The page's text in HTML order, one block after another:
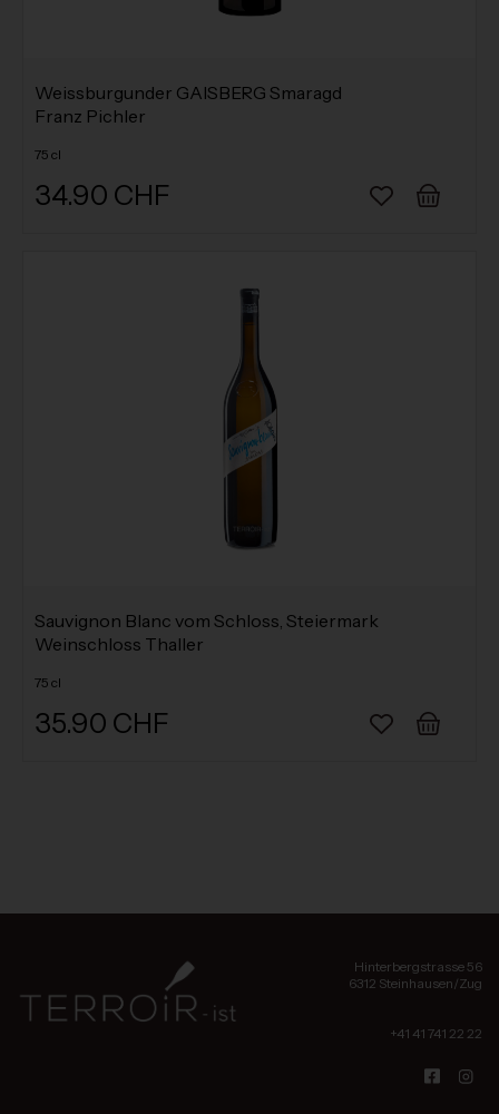
Weissburgunder GAISBERG Smaragd
Franz Pichler
75 cl
34.90 CHF
Sauvignon Blanc vom Schloss, Steiermark
Weinschloss Thaller
75 cl
35.90 CHF
Hinterbergstrasse 56
6312 Steinhausen/Zug
+41 41 741 22 22